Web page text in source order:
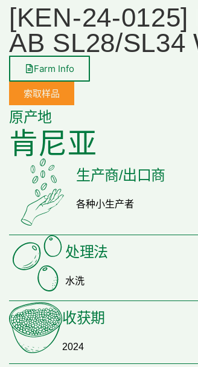
[KEN-24-
AB SL28/SL34
Farm Info
索取样品
原产地
肯尼亚
生产商/出口商
各种小生产者
处理法
水洗
收获期
2024